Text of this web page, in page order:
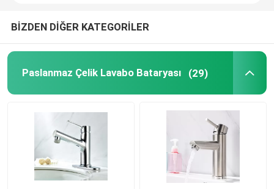
banyo açılı vana
BİZDEN DİĞER KATEGORİLER
Paslanmaz Çelik Lavabo Bataryası (29)